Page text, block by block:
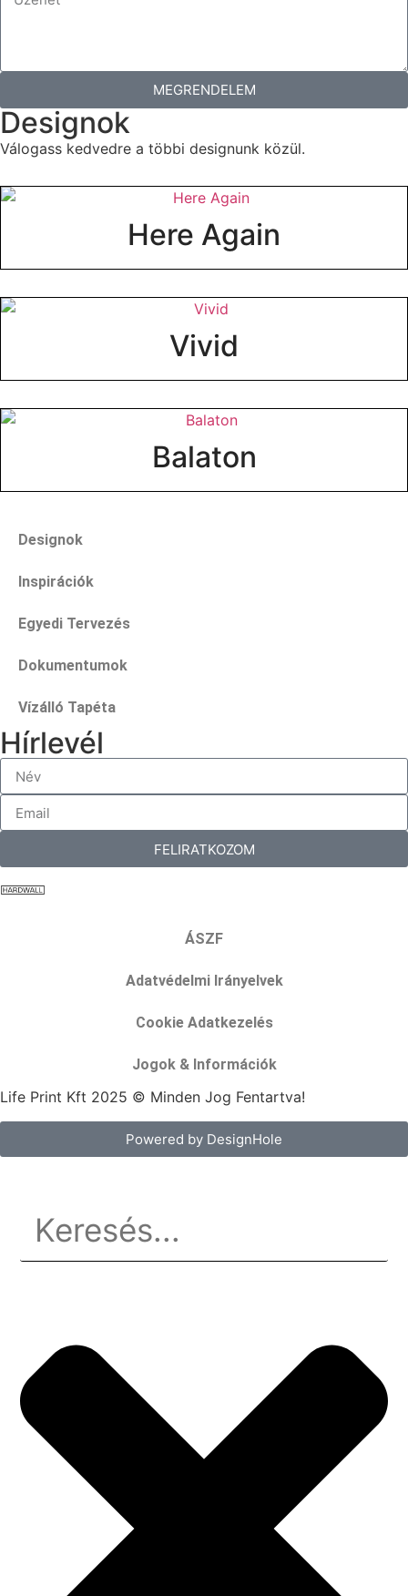
MEGRENDELEM
Designok
Válogass kedvedre a többi designunk közül.
Here Again
Vivid
Balaton
Designok
Inspirációk
Egyedi Tervezés
Dokumentumok
Vízálló Tapéta
Hírlevél
FELIRATKOZOM
ÁSZF
Adatvédelmi Irányelvek
Cookie Adatkezelés
Jogok & Információk
Life Print Kft 2025 © Minden Jog Fentartva!
Powered by DesignHole